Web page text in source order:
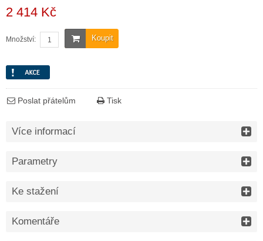
2 414 Kč
Koupit
Množství:
Poslat přátelům Tisk
Více informací
Parametry
Ke stažení
Komentáře